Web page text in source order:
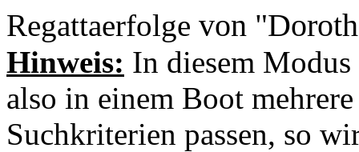
Regattaerfolge von
Hinweis: In diesem
also in einem Boot
Suchkriterien passen, so